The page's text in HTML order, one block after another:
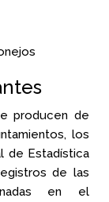
producen de
los
de Estadística
de las
en el